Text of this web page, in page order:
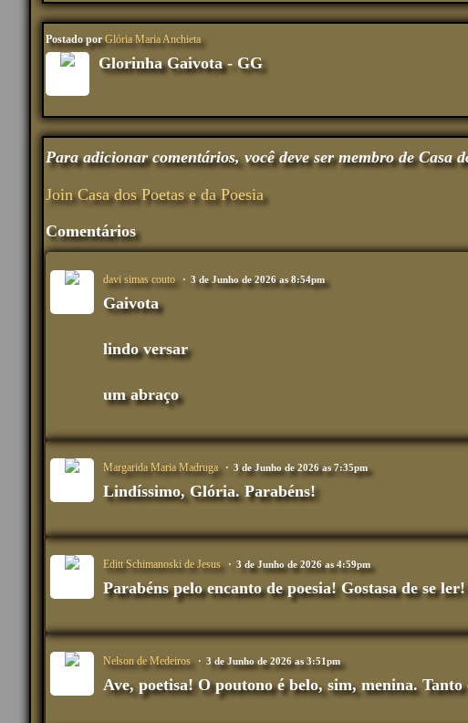
Postado porGlória Maria Anchieta
Glorinha Gaivota - GG
Para adicionar comentários, você deve ser membro de Casa
Join Casa dos Poetas e da Poesia
Comentários
davi simas couto 3 de Junho de 2026 as 8:54pm
Gaivota
lindo versar
um abraço
Margarida Maria Madruga 3 de Junho de 2026 as 7:35pm
Lindíssimo, Glória. Parabéns!
Editt Schimanoski de Jesus 3 de Junho de 2026 as 4:59pm
Parabéns pelo encanto de poesia! Gostasa de se
Nelson de Medeiros 3 de Junho de 2026 as 3:51pm
Ave, poetisa! O poutono é belo, sim, menina.